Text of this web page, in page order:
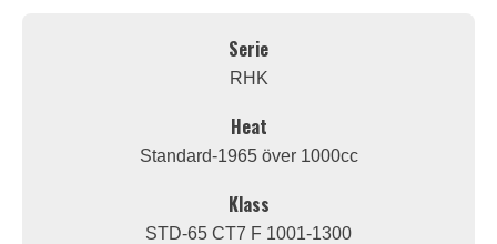
Serie
RHK
Heat
Standard-1965 över 1000cc
Klass
STD-65 CT7 F 1001-1300